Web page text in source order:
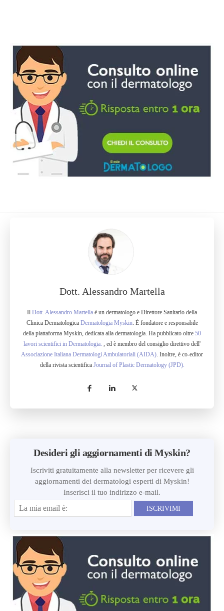
Dott. Alessandro Martella
Il Dott. Alessandro Martella è un dermatologo e Direttore Sanitario della
Clinica Dermatologica Dermatologia Myskin . È fondatore e responsabile
della piattaforma Myskin, dedicata alla dermatologia. Ha pubblicato oltre 50
lavori scientifici in Dermatologia.
, ed è membro del consiglio direttivo dell'
Associazione Italiana Dermatologi Ambulatoriali (AIDA) . Inoltre, è co-editor
della rivista scientifica Journal of Plastic Dermatology (JPD).
Desideri gli aggiornamenti di Myskin?
Iscriviti gratuitamente alla newsletter per ricevere gli
aggiornamenti dei dermatologi esperti di Myskin!
Inserisci il tuo indirizzo e-mail.
ISCRIVIMI